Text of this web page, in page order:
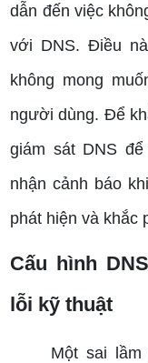
dẫn đến việc
với DNS. Điều
không mong
người dùng. Để
giám sát DNS
nhận cảnh báo
phát hiện và khắc
Cấu hình
lỗi kỹ thuật
Một sai